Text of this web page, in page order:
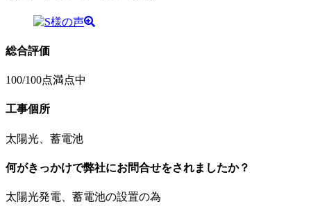
総合評価
100/100点満点中
工事個所
太陽光、蓄電池
何がきっかけで弊社にお問合せをされましたか？
太陽光発電、蓄電池の設置の為